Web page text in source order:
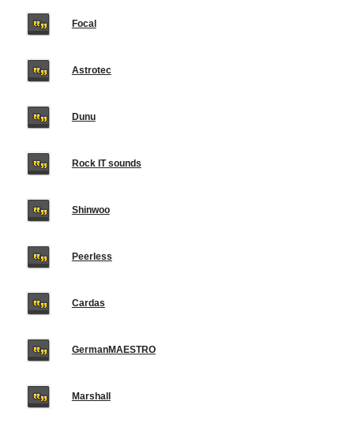
Focal
Astrotec
Dunu
Rock IT sounds
Shinwoo
Peerless
Cardas
GermanMAESTRO
Marshall